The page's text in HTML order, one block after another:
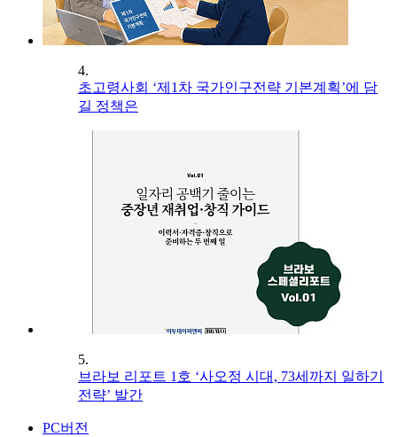
4.
초고령사회 ‘제1차 국가인구전략 기본계획’에 담
길 정책은
5.
브라보 리포트 1호 ‘사오정 시대, 73세까지 일하기
전략’ 발간
PC버전